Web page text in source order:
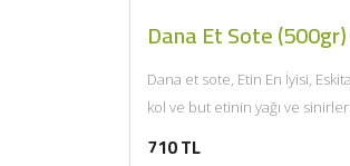
Dana Et Sote
Dana et sote, Etin En İyisi,
kol ve but etinin yağı ve
710 TL